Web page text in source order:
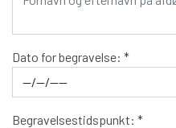
Dato for begravelse: *
Begravelsestidspunkt: *